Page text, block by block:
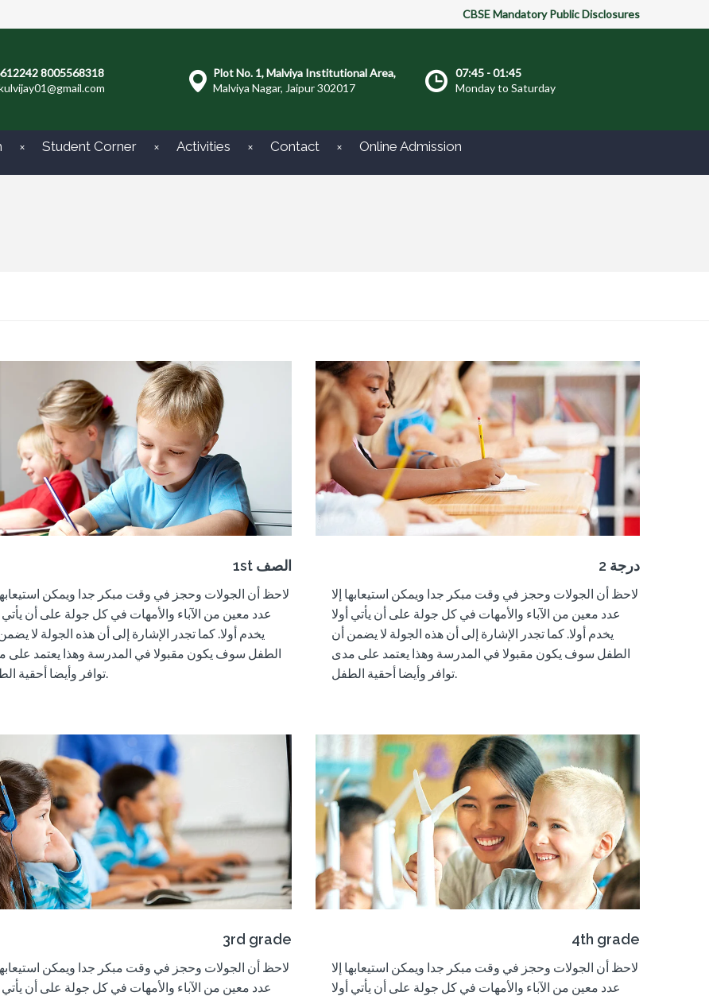
CBSE Mandatory Public Disclosures
8005568318
Plot No. 1, Malviya Institutional Area,
Malviya Nagar, Jaipur 302017
07:45 - 01:45
Monday to Saturday
Student Corner Activities Contact Online Admission
1st الصف
لاحظ أن الجولات وحجز في وقت مبكر جدا ويمكن استيعابها
عدد معين من الآباء والأمهات في كل جولة على أن يأتي
يخدم أولا. كما تجدر الإشارة إلى أن هذه الجولة لا
الطفل سوف يكون مقبولا في المدرسة وهذا يعتمد على
توافر وأيضا
2 درجة
لاحظ أن الجولات وحجز في وقت مبكر جدا ويمكن استيعابها إلا
عدد معين من الآباء والأمهات في كل جولة على أن يأتي أولا
يخدم أولا. كماتجدر الإشارة إلى أن هذه الجولة لا يضمن أن
الطفل سوف يكون مقبولا في المدرسة وهذا يعتمد على مدى
توافر وأيضا أحقية الطفل.
3rd grade
لاحظ أن الجولات وحجز في وقت مبكر جدا ويمكن استيعابها
عدد معين من الآباء والأمهات في كل جولة على أن يأتي
4th grade
لاحظ أن الجولات وحجز في وقت مبكر جدا ويمكن استيعابها إلا
عدد معين من الآباء والأمهات في كل جولة على أن يأتي أولا